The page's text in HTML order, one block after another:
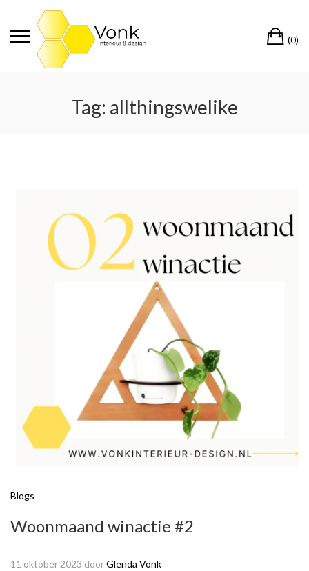
(0)
Tag: allthingswelike
Blogs
Woonmaand winactie #2
11 oktober 2023 doorGlenda Vonk